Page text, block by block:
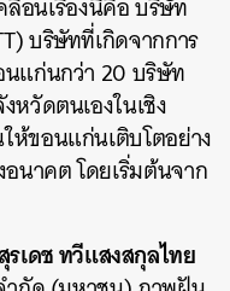
บริษัทที่เกิดจากการ
แก่นกว่า 20 บริษัท
วัดตนเองในเชิง
ขอนแก่นเติบโตอย่าง
นาคต โดยเริ่มต้นจาก
รเดช ทวีแสงสกุลไทย